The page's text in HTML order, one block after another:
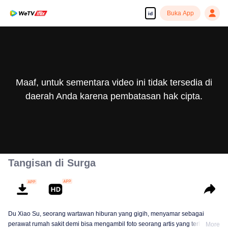
id Buka App
Maaf, untuk sementara video ini tidak tersedia di
daerah Anda karena pembatasan hak cipta.
Tangisan di Surga
Du Xiao Su, seorang wartawan hiburan yang gigih, menyamar sebagai
perawat rumah sakit demi bisa mengambil foto seorang artis yang terlibatMore